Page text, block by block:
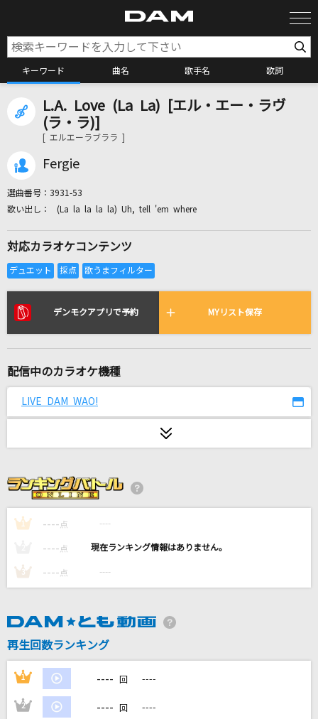
キーワード 曲名 歌手名 歌詞
カラオケ検索
カラオケリクエスト
リアルタイムで歌われている曲の一覧
PIECE OF MY WISH
[生音]明日への手紙
手嶌 葵
Girls Dead Monster
シャル・ウィ・ダンス?
アイネクライネ
[生音]恋
back number
[生音]3月9日
L.A. Love (La La) [エル・エー・ラヴ
(ラ・ラ)]
[ エルエーラブララ ]
Fergie
選曲番号： 3931-53
(La la la la la) Uh, tell 'em where
対応カラオケコンテンツ
デンモクアプリで予約 MYリスト保存
配信中のカラオケ機種
LIVE DAM WAO!
1 ---- 点 ----
---- 点 ----
3 ---- 点 ----
再生回数ランキング
1 ---- 回 ----
2 ---- 回 ----